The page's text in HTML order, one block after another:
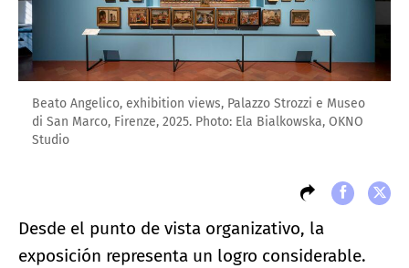
Beato Angelico, exhibition views, Palazzo Strozzi e Museo
di San Marco, Firenze, 2025. Photo: Ela Bialkowska, OKNO
Studio
Desde el punto de vista organizativo, la
exposición representa un logro considerable.